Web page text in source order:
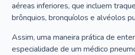
aéreas inferiores, que incluem
brônquios, bronquíolos e alvéolos
Assim, uma maneira prática de
especialidade de um médico